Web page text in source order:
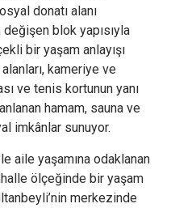
donatı alanı
blok yapısıyla
bir yaşam anlayışı
kameriye ve
ve tenis kortunun yanı
hamam, sauna ve
imkânlar sunuyor.
aile yaşamına odaklanan
ölçeğinde bir yaşam
merkezinde